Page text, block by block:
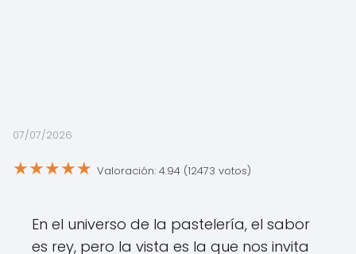
07/07/2026
★★★★★ Valoración: 4.94 (12473 votos)
En el universo de la pastelería, el sabor
es rey, pero la vista es la que nos invita